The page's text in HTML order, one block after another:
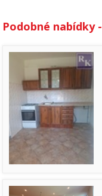
Podobné nabídky -